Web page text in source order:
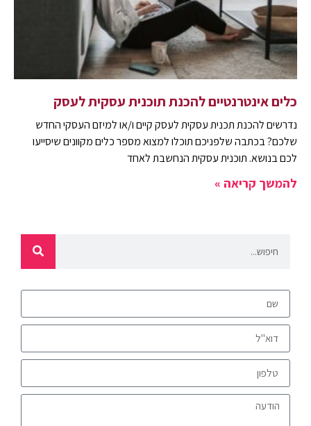
כלים אינטרנטיים להכנת תוכנית עסקית לעסק
נדרשים להכנת תכנית עסקית לעסק קיים ו/או למיזם העסקי החדש
שלכם? בכתבה שלפניכם תוכלו למצוא מספר כלים מקוונים שיסייעו
לכם בנושא. תוכנית עסקית הנחשבת לאחד
להמשך קריאה »